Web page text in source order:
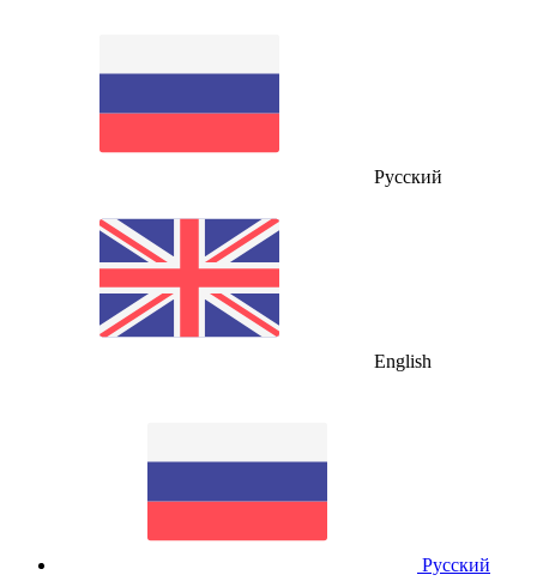
Русский
English
Русский